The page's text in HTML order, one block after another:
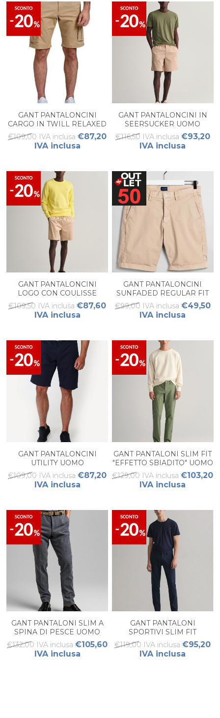
GANT PANTALONCINI
CARGO IN TWILL RELAXED
FIT UOMO
€109,00 IVA inclusa €87,20
IVA inclusa
GANT PANTALONCINI IN
SEERSUCKER UOMO
€116,50 IVA inclusa €93,20
IVA inclusa
GANT PANTALONCINI
LOGO CON COULISSE
UOMO
€109,50 IVA inclusa €87,60
IVA inclusa
GANT PANTALONCINI
SUNFADED REGULAR FIT
UOMO
€99,00 IVA inclusa €49,50
IVA inclusa
GANT PANTALONCINI
UTILITY UOMO
€109,00 IVA inclusa €87,20
IVA inclusa
GANT PANTALONI SLIM FIT
"EFFETTO SBIADITO" UOMO
€129,00 IVA inclusa €103,20
IVA inclusa
GANT PANTALONI SLIM A
SPINA DI PESCE UOMO
€132,00 IVA inclusa €105,60
IVA inclusa
GANT PANTALONI
SPORTIVI SLIM FIT
HALLDEN UOMO
€119,00 IVA inclusa €95,20
IVA inclusa